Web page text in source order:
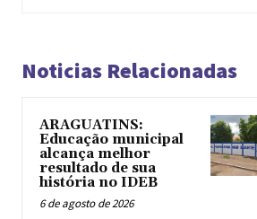
Noticias Relacionadas
ARAGUATINS:
Educação municipal
alcança melhor
resultado de sua
história no IDEB
6 de agosto de 2026